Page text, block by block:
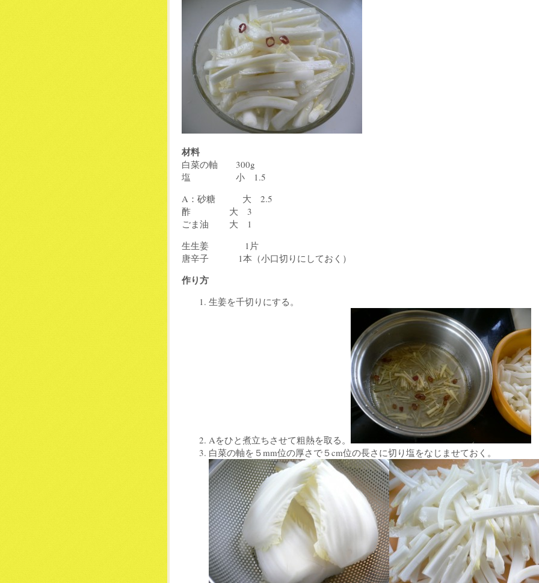
材料
白菜の軸 300g
塩 小 1.5
A：砂糖 大 2.5
酢 大 3
ごま油 大 1
生生姜 1片
唐辛子 1本（小口切りにしておく）
作り方
生姜を千切りにする。
Aをひと煮立ちさせて粗熱を取る。
白菜の軸を５mm位の厚さで５cm位の長さに切り塩をなじませておく。